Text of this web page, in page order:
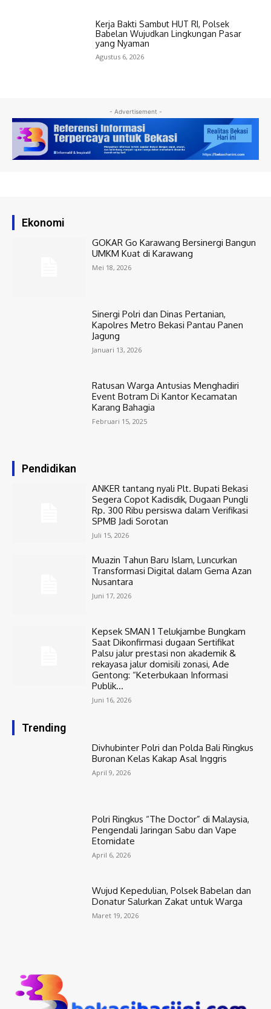
Kerja Bakti Sambut HUT RI, Polsek
Babelan Wujudkan Lingkungan Pasar
yang Nyaman
Agustus 6, 2026
- Advertisement -
Ekonomi
GOKAR Go Karawang Bersinergi Bangun
UMKM Kuat di Karawang
Mei 18, 2026
Sinergi Polri dan Dinas Pertanian,
Kapolres Metro Bekasi Pantau Panen
Jagung
Januari 13, 2026
Ratusan Warga Antusias Menghadiri
Event Botram Di Kantor Kecamatan
Karang Bahagia
Februari 15, 2025
Pendidikan
ANKER tantang nyali Plt. Bupati Bekasi
Segera Copot Kadisdik, Dugaan Pungli
Rp. 300 Ribu persiswa dalam Verifikasi
SPMB Jadi Sorotan
Juli 15, 2026
Muazin Tahun Baru Islam, Luncurkan
Transformasi Digital dalam Gema Azan
Nusantara
Juni 17, 2026
Kepsek SMAN 1 Telukjambe Bungkam
Saat Dikonfirmasi dugaan Sertifikat
Palsu jalur prestasi non akademik &
rekayasa jalur domisili zonasi, Ade
Gentong: “Keterbukaan Informasi
Publik...
Juni 16, 2026
Trending
Divhubinter Polri dan Polda Bali Ringkus
Buronan Kelas Kakap Asal Inggris
April 9, 2026
Polri Ringkus “The Doctor” di Malaysia,
Pengendali Jaringan Sabu dan Vape
Etomidate
April 6, 2026
Wujud Kepedulian, Polsek Babelan dan
Donatur Salurkan Zakat untuk Warga
Maret 19, 2026